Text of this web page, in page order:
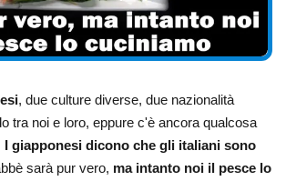
, due culture diverse, due nazionalità
tra noi e loro, eppure c'è ancora qualcosa
I giapponesi dicono che gli italiani sono
sarà pur vero, ma intanto noi il pesce lo